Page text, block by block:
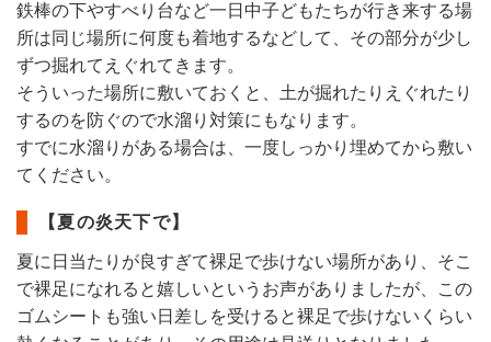
鉄棒の下やすべり台など一日中子どもたちが行き来する場
所は同じ場所に何度も着地するなどして、その部分が少し
ずつ掘れてえぐれてきます。
そういった場所に敷いておくと、土が掘れたりえぐれたり
するのを防ぐので水溜り対策にもなります。
すでに水溜りがある場合は、一度しっかり埋めてから敷い
てください。
【夏の炎天下で】
夏に日当たりが良すぎて裸足で歩けない場所があり、そこ
で裸足になれると嬉しいというお声がありましたが、この
ゴムシートも強い日差しを受けると裸足で歩けないくらい